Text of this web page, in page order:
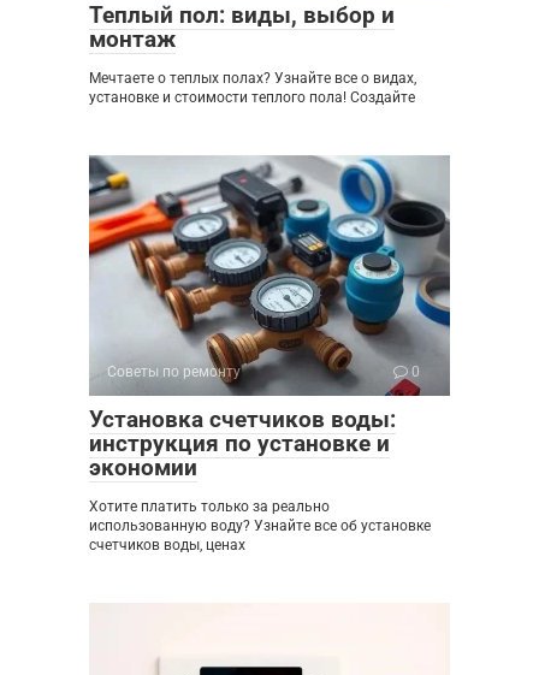
Теплый пол: виды, выбор и
монтаж
Мечтаете о теплых полах? Узнайте все о видах,
установке и стоимости теплого пола! Создайте
Советы по ремонту 0
Установка счетчиков воды:
инструкция по установке и
экономии
Хотите платить только за реально
использованную воду? Узнайте все об установке
счетчиков воды, ценах